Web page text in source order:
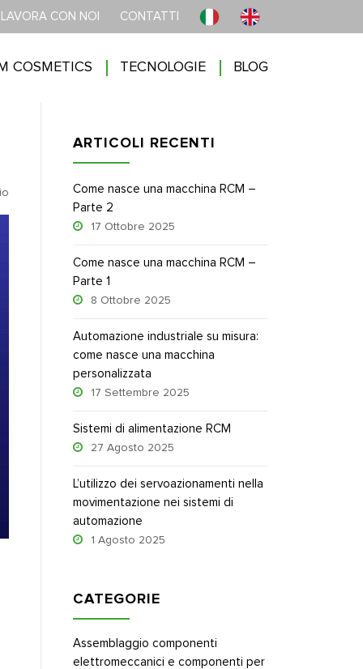
LAVORA CON NOI CONTATTI
COSMETICS TECNOLOGIE BLOG
ARTICOLI RECENTI
Come nasce una macchina RCM –
Parte 2
17 Ottobre 2025
Come nasce una macchina RCM –
Parte 1
8 Ottobre 2025
Automazione industriale su misura:
come nasce una macchina
personalizzata
17 Settembre 2025
Sistemi di alimentazione RCM
27 Agosto 2025
L’utilizzo dei servoazionamenti nella
movimentazione nei sistemi di
automazione
1 Agosto 2025
CATEGORIE
Assemblaggio componenti
elettromeccanici e componenti per